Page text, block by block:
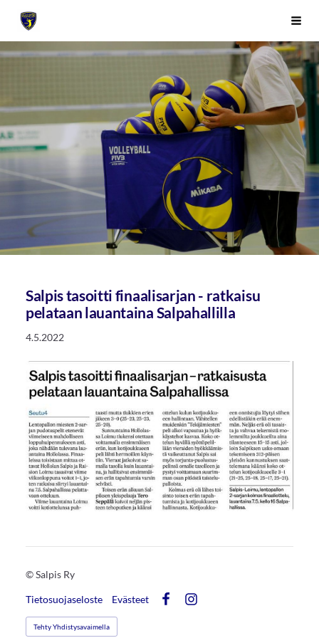
Siirry
sivunSivuston etusivulle
Salpis tasoitti finaalisarjan - ratkaisu
pelataan lauantaina Salpahallilla
4.5.2022
©Salpis Ry
Tietosuojaseloste
Evästeet
Tehty Yhdistysavaimella